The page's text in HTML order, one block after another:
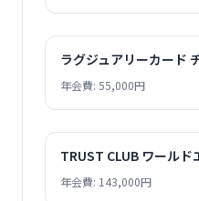
ラグジュアリーカード
年会費: 55,000円
TRUST CLUB ワールド
年会費: 143,000円